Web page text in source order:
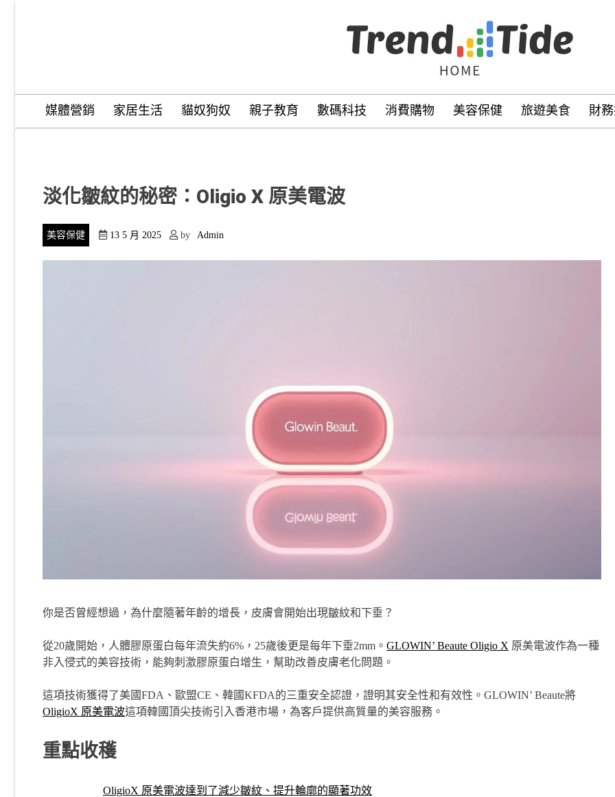
Trend Tide
媒體營銷 家居生活 貓奴狗奴 親子教育 數碼科技 消費購物 美容保健 旅遊美食 財
淡化皺紋的秘密：Oligio X 原美電波
美容保健 13 5 月 2025 by Admin
你是否曾經想過，為什麼隨著年齡的增長，皮膚會開始出現皺紋和下垂？
從20歲開始，人體膠原蛋白每年流失約6%，25歲後更是每年下垂2mm。 GLOWIN’ Beaute Oligio X 原美電波作為一種
非入侵式的美容技術，能夠刺激膠原蛋白增生，幫助改善皮膚老化問題。
這項技術獲得了美國FDA、歐盟CE、韓國KFDA的三重安全認證，證明其安全性和有效性。GLOWIN’ Beaute將
OligioX 原美電波這項韓國頂尖技術引入香港市場，為客戶提供高質量的美容服務。
重點收穫
OligioX 原美電波達到了減少皺紋、提升輪廓的顯著功效